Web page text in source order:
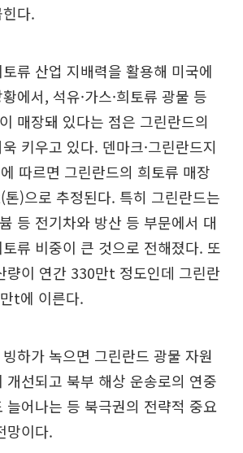
다.
류 산업 지배력을 활용해 미국에
에서, 석유·가스·희토류 광물 등
매장돼 있다는 점은 그린란드의
키우고 있다. 덴마크·그린란드지
따르면 그린란드의 희토류 매장
)으로 추정된다. 특히 그린란드는
등 전기차와 방산 등 부문에서 대
류 비중이 큰 것으로 전해졌다. 또
량이 연간 330만t 정도인데 그린란
t에 이른다.
하가 녹으면 그린란드 광물 자원
개선되고 북부 해상 운송로의 연중
늘어나는 등 북극권의 전략적 중요
망이다.